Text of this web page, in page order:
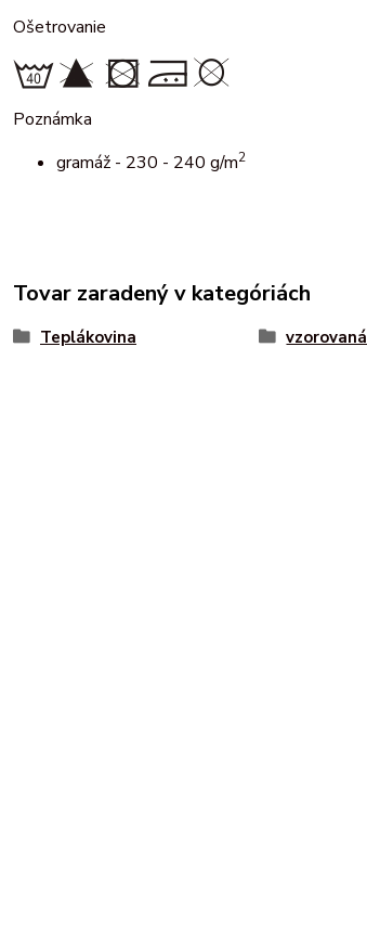
Ošetrovanie
Poznámka
gramáž - 230 - 240 g/m2
Tovar zaradený v kategóriách
Teplákovina vzorovaná